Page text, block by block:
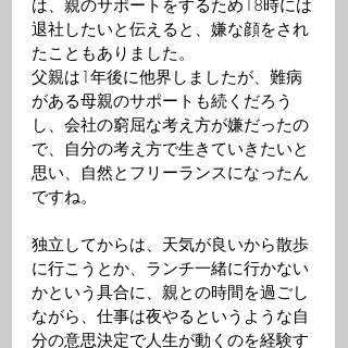
は、親のサポートをするため18時には
退社したいと伝えると、嫌な顔をされ
たこともありました。
父親は1年後に他界しましたが、難病
がある母親のサポートも続くだろう
し、会社の窮屈な考え方が嫌だったの
で、自分の考え方で生きていきたいと
思い、自然とフリーランスになったん
ですね。
独立してからは、天気が良いから散歩
に行こうとか、ランチ一緒に行かない
かという具合に、親との時間を過ごし
ながら、仕事は夜やるというような自
分の意思決定で人生が動くのを経験す